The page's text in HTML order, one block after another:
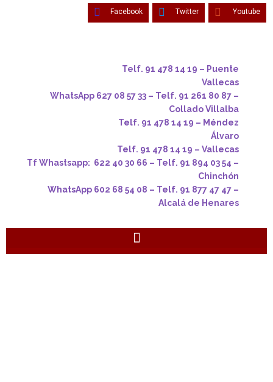
Facebook Twitter Youtube
Telf. 91 478 14 19 – Puente
Vallecas
WhatsApp 627 08 57 33 – Telf. 91 261 80 87 –
Collado Villalba
Telf. 91 478 14 19 – Méndez
Álvaro
Telf. 91 478 14 19 – Vallecas
Tf Whastsapp: 622 40 30 66 – Telf. 91 894 03 54 –
Chinchón
WhatsApp 602 68 54 08 – Telf. 91 877 47 47 –
Alcalá de Henares